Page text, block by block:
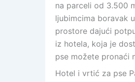
na parceli od 3.500
ljubimcima boravak
prostore dajući
iz hotela, koja je
pse možete pronaći
Hotel i vrtić za pse